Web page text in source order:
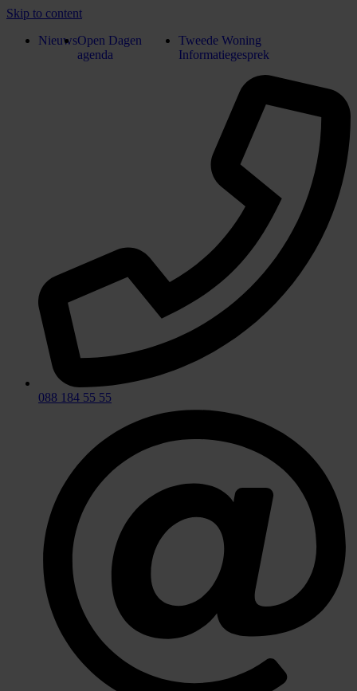
Skip to content
NieuwsOpen Dagen
agenda
Tweede Woning
Informatiegesprek
088 184 55 55